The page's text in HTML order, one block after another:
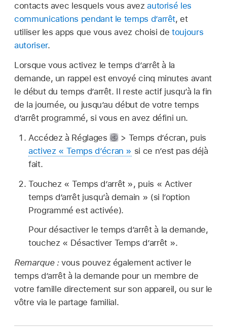
contacts avec lesquels vous avezautorisé les
communications pendant le temps d’arrêt, et
utiliser les apps que vous avez choisi detoujours
autoriser.
Lorsque vous activez le temps d’arrêt à la
demande, un rappel est envoyé cinq minutes avant
le début du temps d’arrêt. Il reste actif jusqu’à la fin
de la journée, ou jusqu’au début de votre temps
d’arrêt programmé, si vous en avez défini un.
Accédez à Réglages
> Temps d’écran, puis
activez « Temps d’écran » si ce n’est pas déjà
fait.
Touchez « Temps d’arrêt », puis « Activer
temps d’arrêt jusqu’à demain » (si l’option
Programmé est activée).
Pour désactiver le temps d’arrêt à la demande,
touchez « Désactiver Temps d’arrêt ».
Remarque :vous pouvez également activer le
temps d’arrêt à la demande pour un membre de
votre famille directement sur son appareil, ou sur le
vôtre via le partage familial.